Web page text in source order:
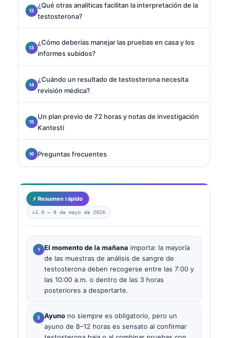
¿Qué otras analíticas facilitan la interpretación de la
testosterona?
¿Cómo deberías manejar las pruebas en casa y los
informes subidos?
¿Cuándo un resultado de testosterona necesita
revisión médica?
Un plan previo de 72 horas y notas de investigación
Kantesti
Preguntas frecuentes
⚡ Resumen rápido
v1.0 — 8 de mayo de 2026
El momento de la mañana importa: la mayoría
de las muestras de análisis de sangre de
testosterona deben recogerse entre las 7:00 y
las 10:00 a.m. o dentro de las 3 horas
posteriores a despertarte.
Ayuno no siempre es obligatorio, pero un
ayuno de 8–12 horas es sensato al confirmar